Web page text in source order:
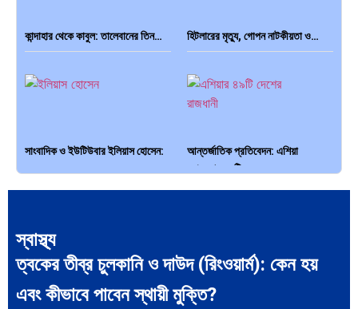
কান্দাহার থেকে কাবুল: তালেবানের তিন… হিটলারের মৃত্যু, গোপন নাটকীয়তা ও…
সাংবাদিক ও ইউটিউবার ইলিয়াস হোসেন:
আন্তর্জাতিক প্রতিবেদন: এশিয়া
মহাদেশের ৪৯টি…
সব সভ্যতারই তো পতন হয়:…
পরবর্তী রাষ্ট্রপতি নির্বাচন ২০২৬:
আলোচনায়…
স্বাস্থ্য
ত্বকের তীব্র চুলকানি ও দাউদ (রিংওয়ার্ম): কেন হয়
এবং কীভাবে পাবেন স্থায়ী মুক্তি?